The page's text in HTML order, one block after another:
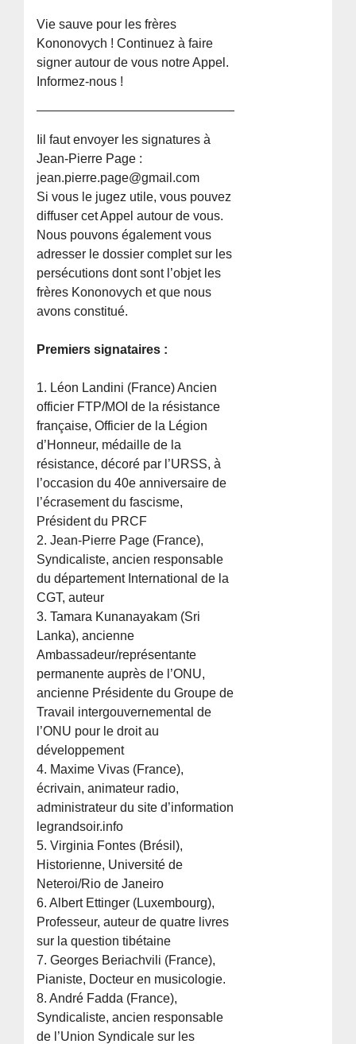
Vie sauve pour les frères
Kononovych ! Continuez à faire
signer autour de vous notre Appel.
Informez-nous !
Iil faut envoyer les signatures à
Jean-Pierre Page :
jean.pierre.page@gmail.com
Si vous le jugez utile, vous pouvez
diffuser cet Appel autour de vous.
Nous pouvons également vous
adresser le dossier complet sur les
persécutions dont sont l’objet les
frères Kononovych et que nous
avons constitué.
Premiers signataires :
1. Léon Landini (France) Ancien
officier FTP/MOI de la résistance
française, Officier de la Légion
d’Honneur, médaille de la
résistance, décoré par l’URSS, à
l’occasion du 40e anniversaire de
l’écrasement du fascisme,
Président du PRCF
2. Jean-Pierre Page (France),
Syndicaliste, ancien responsable
du département International de la
CGT, auteur
3. Tamara Kunanayakam (Sri
Lanka), ancienne
Ambassadeur/représentante
permanente auprès de l’ONU,
ancienne Présidente du Groupe de
Travail intergouvernemental de
l’ONU pour le droit au
développement
4. Maxime Vivas (France),
écrivain, animateur radio,
administrateur du site d’information
legrandsoir.info
5. Virginia Fontes (Brésil),
Historienne, Université de
Neteroi/Rio de Janeiro
6. Albert Ettinger (Luxembourg),
Professeur, auteur de quatre livres
sur la question tibétaine
7. Georges Beriachvili (France),
Pianiste, Docteur en musicologie.
8. André Fadda (France),
Syndicaliste, ancien responsable
de l’Union Syndicale sur les